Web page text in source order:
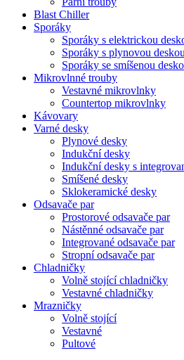
Blast Chiller
Sporáky
Sporáky s elektrickou
Sporáky s plynovou deskou
Sporáky se smíšenou
Mikrovlnné trouby
Vestavné mikrovlnky
Countertop mikrovlnky
Kávovary
Varné desky
Plynové desky
Indukční desky
Indukční desky s
Smíšené desky
Sklokeramické desky
Odsavače par
Prostorové odsavače par
Nástěnné odsavače par
Integrované odsavače par
Stropní odsavače par
Chladničky
Volně stojící chladničky
Vestavné chladničky
Mrazničky
Volně stojící
Vestavné
Pultové